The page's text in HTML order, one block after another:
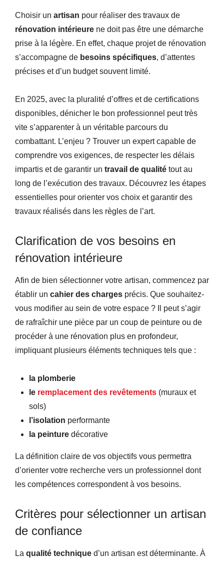
Choisir un artisan pour réaliser des travaux de
rénovation intérieure ne doit pas être une démarche
prise à la légère. En effet, chaque projet de rénovation
s’accompagne de besoins spécifiques, d’attentes
précises et d’un budget souvent limité.
En 2025, avec la pluralité d’offres et de certifications
disponibles, dénicher le bon professionnel peut très
vite s’apparenter à un véritable parcours du
combattant. L’enjeu ? Trouver un expert capable de
comprendre vos exigences, de respecter les délais
impartis et de garantir un travail de qualité tout au
long de l’exécution des travaux. Découvrez les étapes
essentielles pour orienter vos choix et garantir des
travaux réalisés dans les règles de l’art.
Clarification de vos besoins en
rénovation intérieure
Afin de bien sélectionner votre artisan, commencez par
établir un cahier des charges précis. Que souhaitez-
vous modifier au sein de votre espace ? Il peut s’agir
de rafraîchir une pièce par un coup de peinture ou de
procéder à une rénovation plus en profondeur,
impliquant plusieurs éléments techniques tels que :
la plomberie
le remplacement des revêtements (muraux et
sols)
l’isolation performante
la peinture décorative
La définition claire de vos objectifs vous permettra
d’orienter votre recherche vers un professionnel dont
les compétences correspondent à vos besoins.
Critères pour sélectionner un artisan
de confiance
La qualité technique d’un artisan est déterminante. À